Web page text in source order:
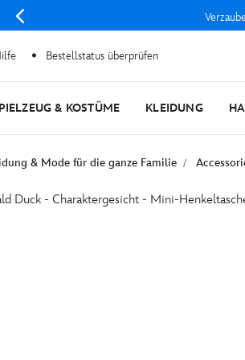
Bestellstatus überprüfen
& KOSTÜME KLEIDUNG
& Mode für die ganze Familie